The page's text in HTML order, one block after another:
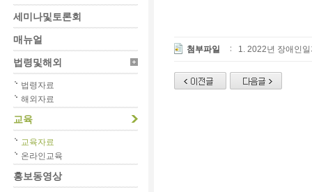
세미나및토론회
매뉴얼
법령및해외
법령자료
해외자료
교육
교육자료
온라인교육
홍보동영상
첨부파일 1. 2022년 장애인